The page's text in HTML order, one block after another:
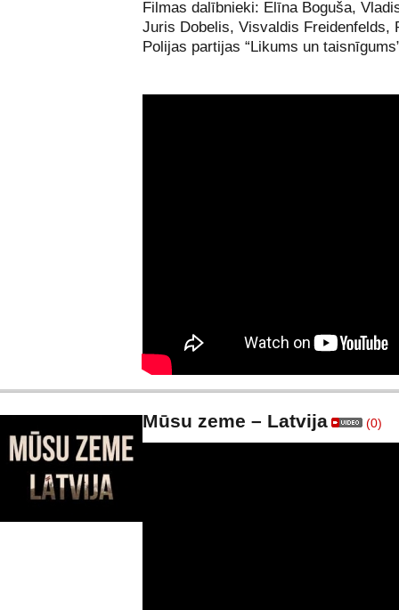
Filmas dalībnieki: Elīna Boguša,
Juris Dobelis, Visvaldis Freidenfelds,
Polijas partijas “Likums un
Mūsu zeme – Latvija (0)